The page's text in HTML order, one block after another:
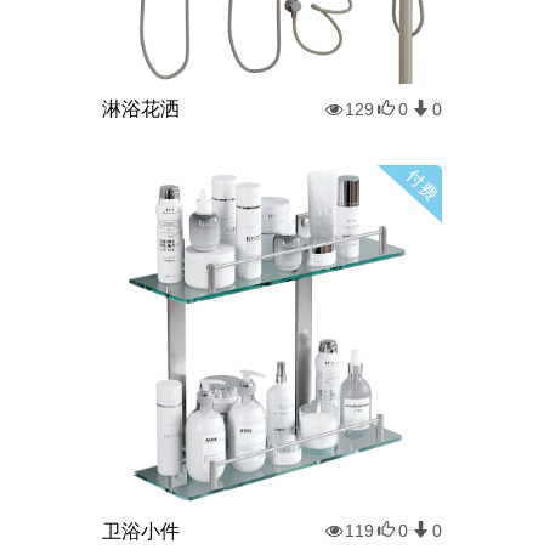
淋浴花洒 129 0 0
卫浴小件 119 0 0